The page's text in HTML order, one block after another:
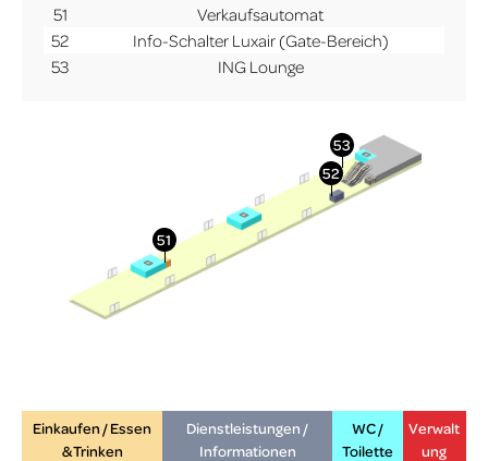
51
Verkaufsautomat
52
Info-Schalter Luxair (Gate-Bereich)
53
ING Lounge
Einkaufen / Essen
& Trinken
Dienstleistungen /
Informationen
WC /
Toilette
Verwalt
ung